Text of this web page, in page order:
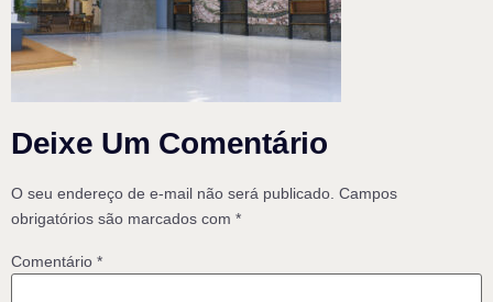
Deixe Um Comentário
O seu endereço de e-mail não será publicado. Campos
obrigatórios são marcados com *
Comentário *